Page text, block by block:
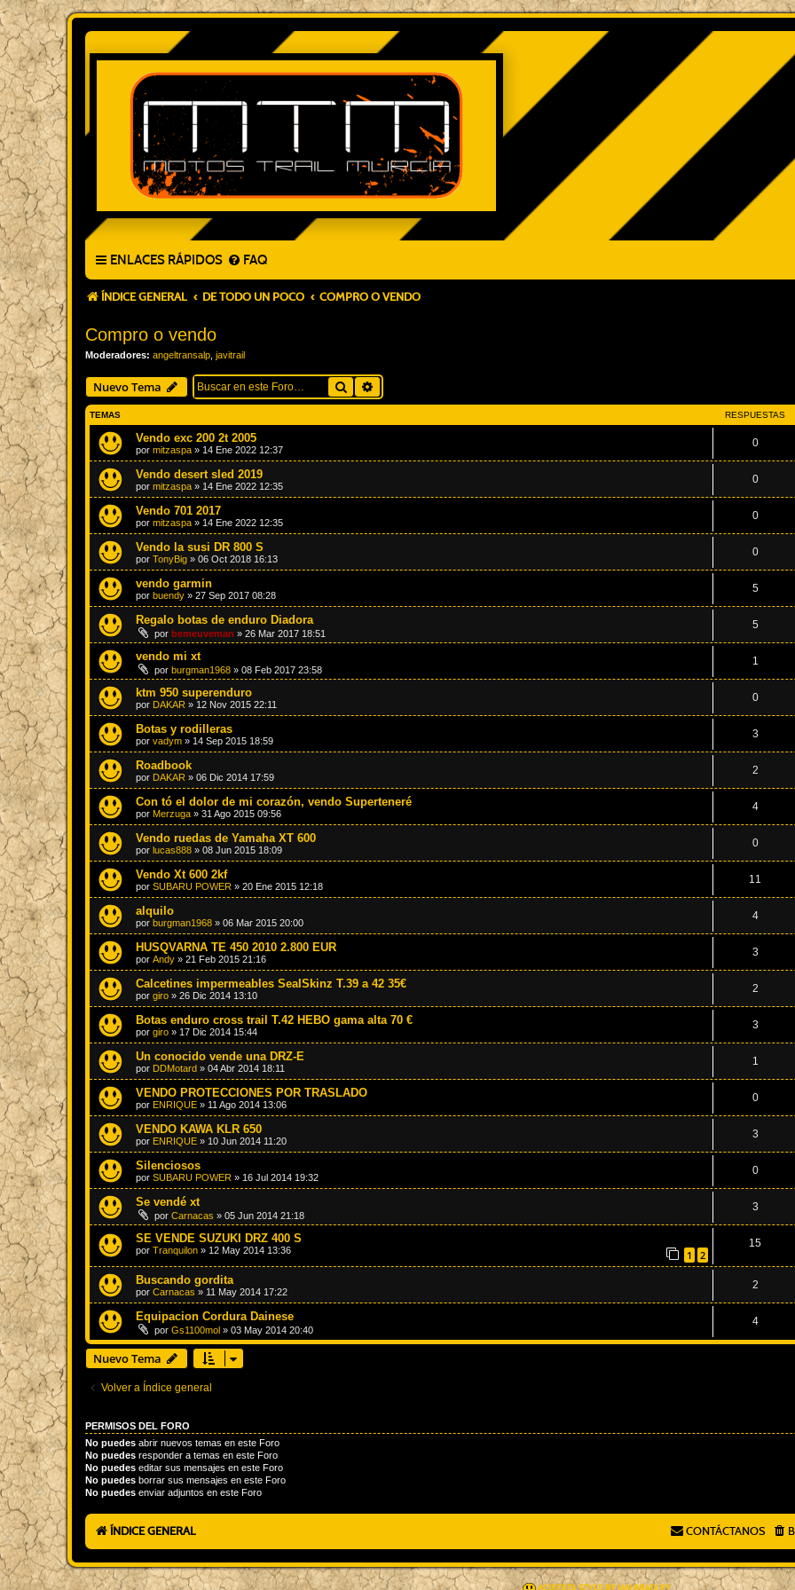
ENLACES RÁPIDOS FAQ
ÍNDICE GENERAL DE TODO UN POCO COMPRO O VENDO
Compro o vendo
Moderadores: angeltransalp javitrail
Nuevo Tema Buscar
TEMAS RESPUESTAS
Vendo exc 200 2t 2005
por mitzaspa » 14 Ene 2022 12:37
0
Vendo desert sled 2019
por mitzaspa » 14 Ene 2022 12:35
0
Vendo 701 2017
por mitzaspa » 14 Ene 2022 12:35
0
Vendo la susi DR 800 S
por TonyBig » 06 Oct 2018 16:13
0
vendo garmin
por buendy » 27 Sep 2017 08:28
5
Regalo botas de enduro Diadora
por bemeuveman » 26 Mar 2017 18:51
5
vendo mi xt
por burgman1968 » 08 Feb 2017 23:58
1
ktm 950 superenduro
por DAKAR » 12 Nov 2015 22:11
0
Botas y rodilleras
por vadym » 14 Sep 2015 18:59
3
Roadbook
por DAKAR » 06 Dic 2014 17:59
2
Con tó el dolor de mi corazón, vendo Superteneré
por Merzuga » 31 Ago 2015 09:56
4
Vendo ruedas de Yamaha XT 600
por lucas888 » 08 Jun 2015 18:09
0
Vendo Xt 600 2kf
por SUBARU POWER » 20 Ene 2015 12:18
11
alquilo
por burgman1968 » 06 Mar 2015 20:00
4
HUSQVARNA TE 450 2010 2.800 EUR
por Andy » 21 Feb 2015 21:16
3
Calcetines impermeables SealSkinz T.39 a 42 35€
por giro » 26 Dic 2014 13:10
2
Botas enduro cross trail T.42 HEBO gama alta 70 €
por giro » 17 Dic 2014 15:44
3
Un conocido vende una DRZ-E
por DDMotard » 04 Abr 2014 18:11
1
VENDO PROTECCIONES POR TRASLADO
por ENRIQUE » 11 Ago 2014 13:06
0
VENDO KAWA KLR 650
por ENRIQUE » 10 Jun 2014 11:20
3
Silenciosos
por SUBARU POWER » 16 Jul 2014 19:32
0
Se vendé xt
por Carnacas » 05 Jun 2014 21:18
3
SE VENDE SUZUKI DRZ 400 S
por Tranquilon » 12 May 2014 13:36 1 2
15
Buscando gordita
por Carnacas » 11 May 2014 17:22
2
Equipacion Cordura Dainese
por Gs1100mol » 03 May 2014 20:40
4
Nuevo Tema
Volver a Índice general
PERMISOS DEL FORO
No puedes abrir nuevos temas en este Foro
No puedes responder a temas en este Foro
No puedes editar sus mensajes en este Foro
No puedes borrar sus mensajes en este Foro
No puedes enviar adjuntos en este Foro
ÍNDICE GENERAL CONTÁCTANOS
AÇIEEED! STYLE BYIAN BRADLEY